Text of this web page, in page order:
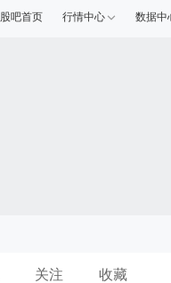
股吧首页 行情中心 数据中
关注 收藏